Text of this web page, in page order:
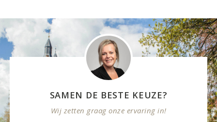
SAMEN DE BESTE KEUZE?
Wij zetten graag onze ervaring in!